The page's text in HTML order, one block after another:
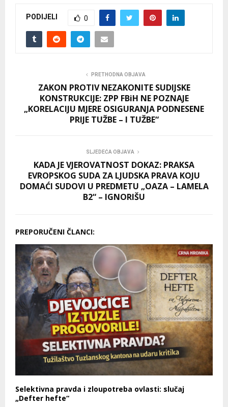
PODIJELI 0
PRETHODNA OBJAVA
ZAKON PROTIV NEZAKONITE SUDIJSKE
KONSTRUKCIJE: ZPP FBiH NE POZNAJE
„KORELACIJU MJERE OSIGURANJA PODNESENE
PRIJE TUŽBE – I TUŽBE“
SLJEDEĆA OBJAVA
KADA JE VJEROVATNOST DOKAZ: PRAKSA
EVROPSKOG SUDA ZA LJUDSKA PRAVA KOJU
DOMAĆI SUDOVI U PREDMETU „OAZA – LAMELA
B2“ – IGNORIŠU
PREPORUČENI ČLANCI:
Selektivna pravda i zloupotreba ovlasti: slučaj
„Defter hefte“